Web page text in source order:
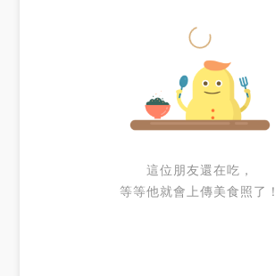
這位朋友還在吃，
等等他就會上傳美食照了！